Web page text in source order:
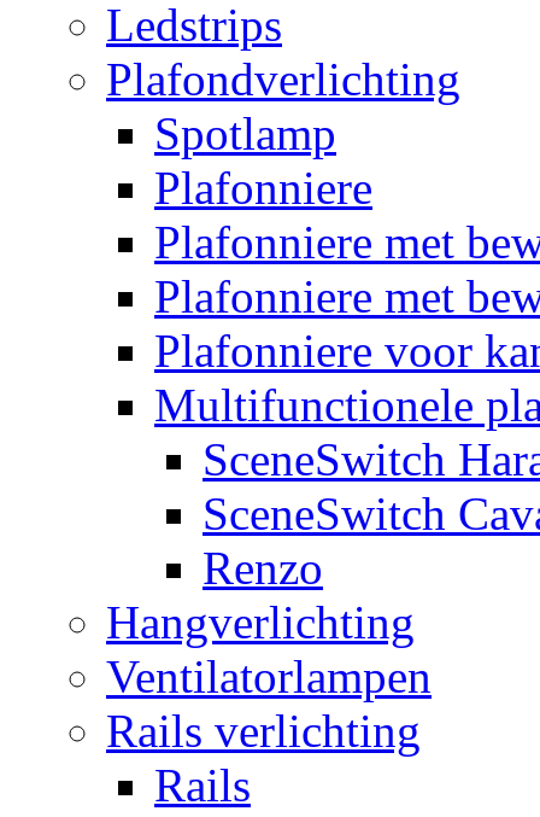
Ledstrips
Plafondverlichting
Spotlamp
Plafonniere
Plafonniere met
Plafonniere met
Plafonniere voor
Multifunctionele
SceneSwitch
SceneSwitch
Renzo
Hangverlichting
Ventilatorlampen
Rails verlichting
Rails